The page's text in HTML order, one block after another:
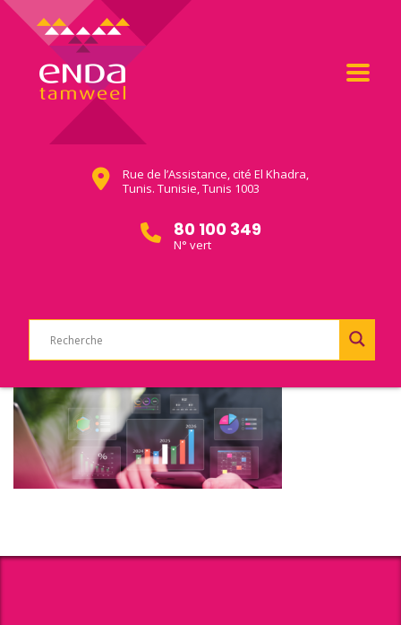
Rue de l’Assistance, cité El Khadra,
Tunis. Tunisie, Tunis 1003
80 100 349
N° vert